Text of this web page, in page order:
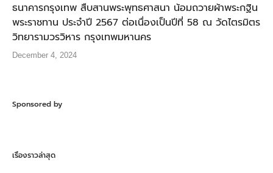
ธนาคารกรุงเทพ สืบสานพระพุทธศาสนา น้อมถวายผ้าพระกฐิน
พระราชทาน ประจำปี 2567 ต่อเนื่องเป็นปีที่ 58 ณ วัดไตรมิตร
วิทยารามวรวิหาร กรุงเทพมหานคร
December 4, 2024
Sponsored by
เรื่องราวล่าสุด